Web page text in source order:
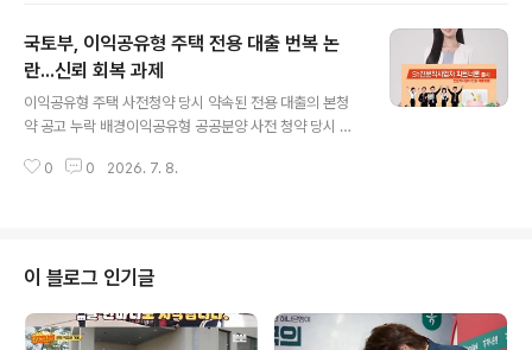
전날의 급락에 따른 반발 매수세 유입 가능성이 존재합니
다. 하지만 미국 증시의 반도체주 약세와 지정학적 불안 지
속은 하락 출발을 불가피하게 만들 수 있습니다. 따라서 시
장은 변동성 속에서 저가 매수세 유입을 통한 지수 회복력
I 반도체 업종에 대한 밸류에이션 부담이 부각되며 투자 심
국토부, 이익공유형 주택 전용 대출 번복 논
란...신뢰 회복 과제
이익공유형 주택 사전청약 당시 약속된 전용 대출의 본청
약 공고 누락 배경이익공유형 공공분양 사전 청약 당시 정
어 논란이 발생했습니다. 해당 주택은 분양가를 시세의 7
80%를 저금리로 빌려준다고 홍보했습니다. 당첨자 항의
와 국토부의 입장 번복 과정본청약을 앞두고 공개된 공고
문에서 전용 대출 상품이 사라지고, 대신 소득·자산 기준이
까다로운 디딤돌 대출이 안내되면서 사전청약자들의 부담
0 0 2026. 7. 8.
이 블로그 인기글